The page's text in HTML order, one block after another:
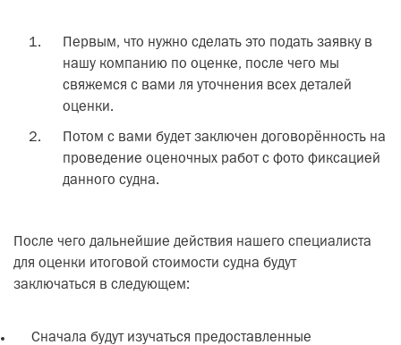
Первым, что нужно сделать это подать заявку в
нашу компанию по оценке, после чего мы
свяжемся с вами ля уточнения всех деталей
оценки.
Потом с вами будет заключен договорённость на
проведение оценочных работ с фото фиксацией
данного судна.
После чего дальнейшие действия нашего специалиста
для оценки итоговой стоимости судна будут
заключаться в следующем:
Сначала будут изучаться предоставленные